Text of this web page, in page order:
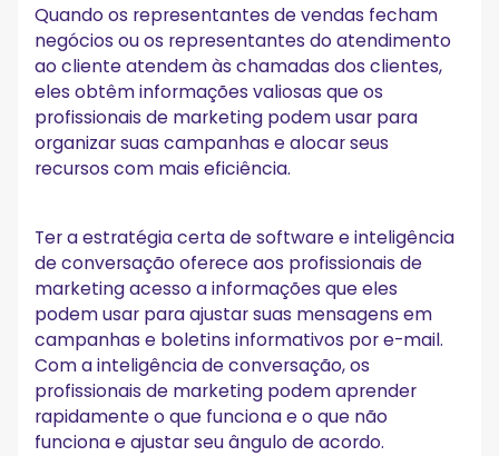
Quando os representantes de vendas fecham
negócios ou os representantes do atendimento
ao cliente atendem às chamadas dos clientes,
eles obtêm informações valiosas que os
profissionais de marketing podem usar para
organizar suas campanhas e alocar seus
recursos com mais eficiência.
Ter a estratégia certa de software e inteligência
de conversação oferece aos profissionais de
marketing acesso a informações que eles
podem usar para ajustar suas mensagens em
campanhas e boletins informativos por e-mail.
Com a inteligência de conversação, os
profissionais de marketing podem aprender
rapidamente o que funciona e o que não
funciona e ajustar seu ângulo de acordo.